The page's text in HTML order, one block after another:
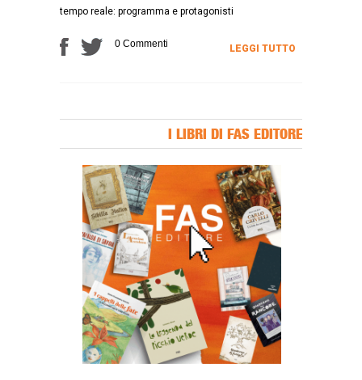
tempo reale: programma e protagonisti
0 Commenti LEGGI TUTTO
I LIBRI DI FAS EDITORE